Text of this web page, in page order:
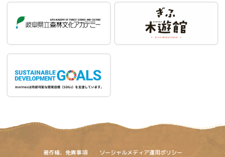
著作権、免責事項 ソーシャルメディア運用ポリシー